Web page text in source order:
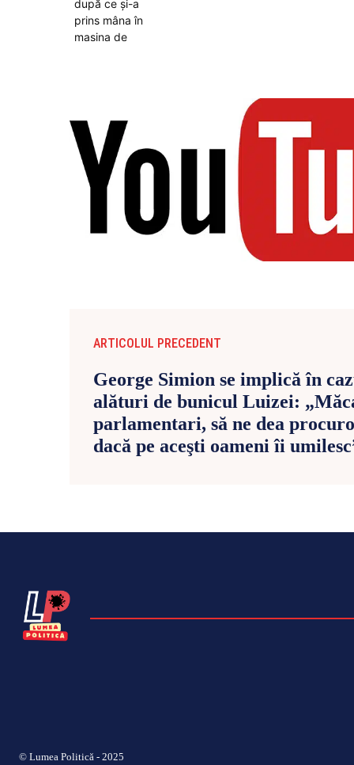
ARTICOLUL PRECEDENT
George Simion se implică în
alături de bunicul Luizei:
parlamentari, să ne dea
dacă pe aceşti oameni îi
© Lumea Politică - 2025